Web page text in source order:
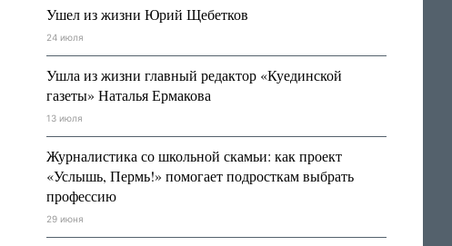
Ушел из жизни Юрий Щебетков
24 июля
Ушла из жизни главный редактор «Куединской
газеты» Наталья Ермакова
13 июля
Журналистика со школьной скамьи: как проект
«Услышь, Пермь!» помогает подросткам выбрать
профессию
29 июня